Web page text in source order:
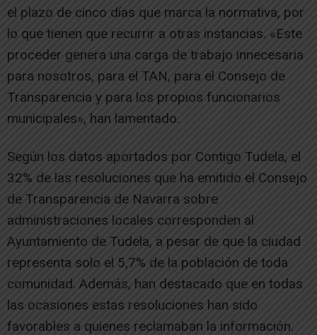
el plazo de cinco días que marca la normativa, por
lo que tienen que recurrir a otras instancias. «Este
proceder genera una carga de trabajo innecesaria
para nosotros, para el TAN, para el Consejo de
Transparencia y para los propios funcionarios
municipales», han lamentado.
Según los datos aportados por Contigo Tudela, el
32% de las resoluciones que ha emitido el Consejo
de Transparencia de Navarra sobre
administraciones locales corresponden al
Ayuntamiento de Tudela, a pesar de que la ciudad
representa solo el 5,7% de la población de toda
comunidad. Además, han destacado que en todas
las ocasiones estas resoluciones han sido
favorables a quienes reclamaban la información.